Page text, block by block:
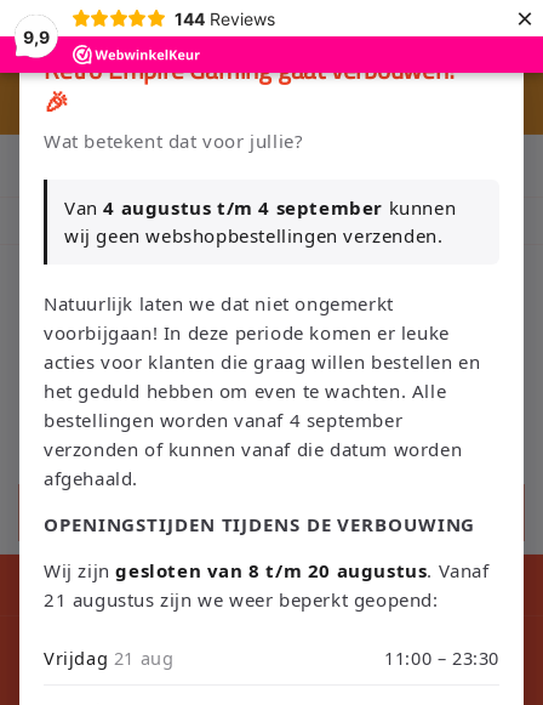
9,9
144 Reviews ×
Meteen
naar de
content
Klik Hier en Verkoop je Game of TCG collectie aan Retro Empire
Nieuw: zoek je Magic-deck automatisch op in onze voorraad.
Winkelwagen
Kortingscode tijdens ons verbouwing10% Korting op Games en
Consoles : Verbouwing2026
⚠️ PLEASE NOTE: Orders placed from August 4 through
September 3 will be shipped on September 4 due to our
Retro Empire Gaming gaat verbouwen!
🎉
Wat betekent dat voor jullie?
Van4 augustus t/m 4 september kunnen
wij geen webshopbestellingen verzenden.
Natuurlijk laten we dat niet ongemerkt
voorbijgaan! In deze periode komen er leuke
acties voor klanten die graag willen bestellen en
het geduld hebben om even te wachten. Alle
bestellingen worden vanaf 4 september
verzonden of kunnen vanaf die datum worden
afgehaald.
OPENINGSTIJDEN TIJDENS DE VERBOUWING
Wij zijngesloten van 8 t/m 20 augustus. Vanaf
21 augustus zijn we weer beperkt geopend:
Vrijdag 21 aug 11:00 – 23:30